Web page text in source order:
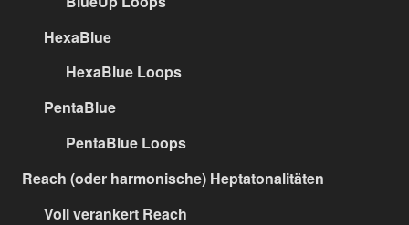
HexaBlue
HexaBlue Loops
PentaBlue
PentaBlue Loops
Reach (oder harmonische) Heptatonalitäten
Voll verankert Reach